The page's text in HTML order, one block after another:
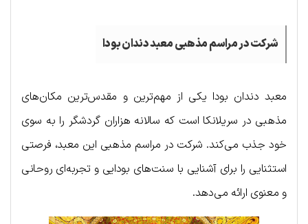
شرکت در مراسم مذهبی معبد دندان بودا
معبد دندان بودا یکی از مهم‌ترین و مقدس‌ترین مکان‌های
مذهبی در سریلانکا است که سالانه هزاران گردشگر را به سوی
خود جذب می‌کند. شرکت در مراسم مذهبی این معبد، فرصتی
استثنایی را برای آشنایی با سنت‌های بودایی و تجربه‌ای روحانی
و معنوی ارائه می‌دهد.